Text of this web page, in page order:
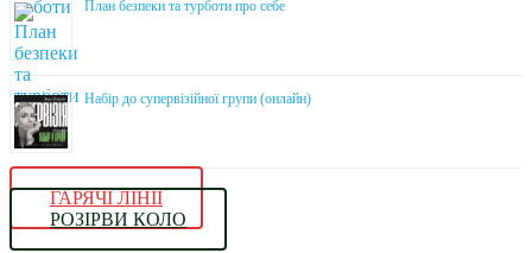
План безпеки та турботи про себе
Набір до супервізійної групи (онлайн)
ГАРЯЧІ ЛІНІЇ
РОЗІРВИ КОЛО